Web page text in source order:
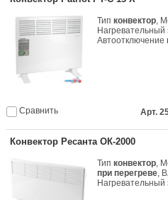
Типконвектор,
Автоотключение
Сравнить Арт.
Конвектор Ресанта ОК-2000
Типконвектор,
при перегреве,